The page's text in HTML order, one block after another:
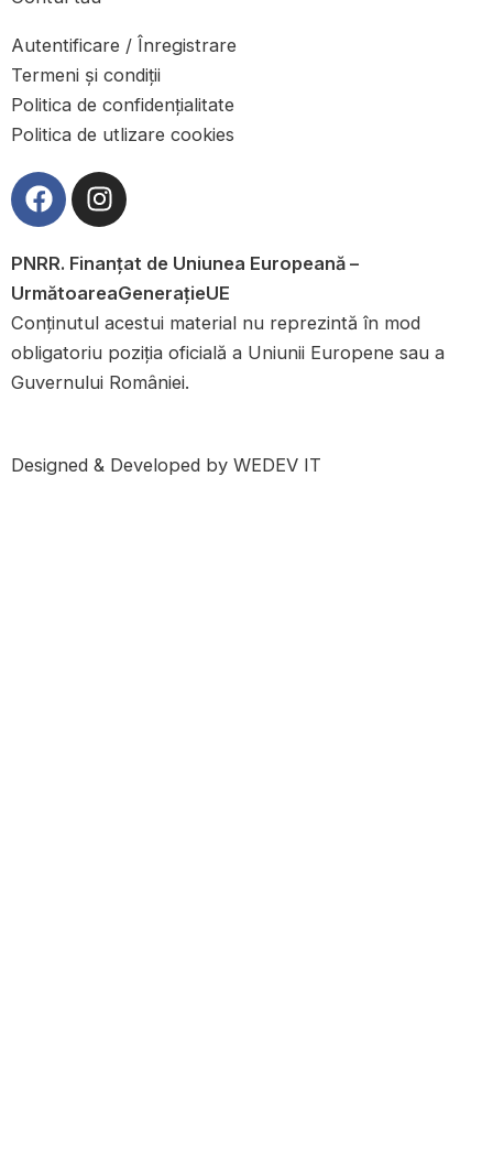
Autentificare / Înregistrare
Termeni și condiții
Politica de confidențialitate
Politica de utlizare cookies
F
a
e
b
o
o
k
I
n
t
a
g
r
a
PNRR. Finanțat de Uniunea Europeană –
UrmătoareaGenerațieUE
Conținutul acestui material nu reprezintă în mod
obligatoriu poziția oficială a Uniunii Europene sau a
Guvernului României.
Designed & Developed by WEDEV IT